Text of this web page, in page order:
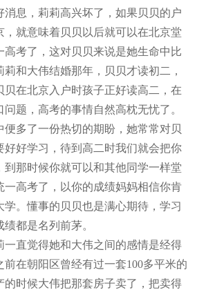
消息，莉莉高兴坏了，如果贝贝的户
，就意味着贝贝以后就可以在北京堂
高考了，这对贝贝来说是她生命中比
和大伟结婚那年，贝贝才读初二，
贝在北京入户时孩子正好读高二，在
题，高考的事情自然高枕无忧了。
便多了一份热切的期盼，她常常对贝
好好学习，待到高二时我们就会把你
到那时候你就可以和其他同学一样堂
一高考了，以你的成绩妈妈相信你肯
学。懂事的贝贝也是满心期待，学习
都是名列前茅。
直觉得她和大伟之间的感情是经得
前在朝阳区曾经有过一套100多平米的
的时候大伟把那套房子卖了，把卖得